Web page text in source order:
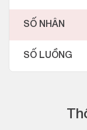
SỐ NHÂN
SỐ LUỒNG